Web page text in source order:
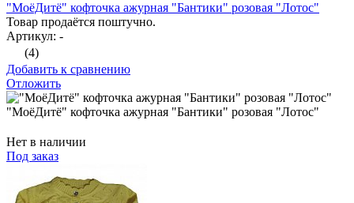
"МоёДитё" кофточка ажурная "Бантики" розовая "Лотос"
Товар продаётся поштучно.
Артикул: -
(4)
Добавить к сравнению
Отложить
"МоёДитё" кофточка ажурная "Бантики" розовая "Лотос"
Нет в наличии
Под заказ